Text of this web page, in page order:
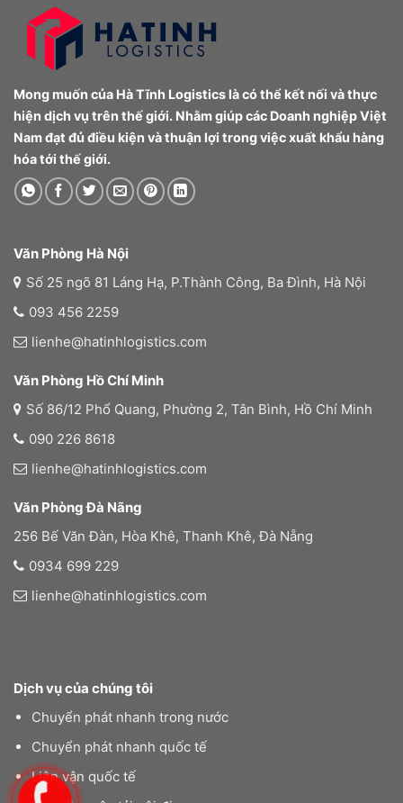
Mong muốn của Hà Tĩnh Logistics là có thể kết nối và thực
hiện dịch vụ trên thế giới. Nhằm giúp các Doanh nghiệp Việt
Nam đạt đủ điều kiện và thuận lợi trong việc xuất khẩu hàng
hóa tới thế giới.
Văn Phòng Hà Nội
Số 25 ngõ 81 Láng Hạ, P.Thành Công, Ba Đình, Hà Nội
093 456 2259
lienhe@hatinhlogistics.com
Văn Phòng Hồ Chí Minh
Số 86/12 Phổ Quang, Phường 2, Tân Bình, Hồ Chí Minh
090 226 8618
lienhe@hatinhlogistics.com
Văn Phòng Đà Nãng
256 Bế Văn Đàn, Hòa Khê, Thanh Khê, Đà Nẵng
0934 699 229
lienhe@hatinhlogistics.com
Dịch vụ của chúng tôi
Chuyển phát nhanh trong nước
Chuyển phát nhanh quốc tế
Liên vận quốc tế